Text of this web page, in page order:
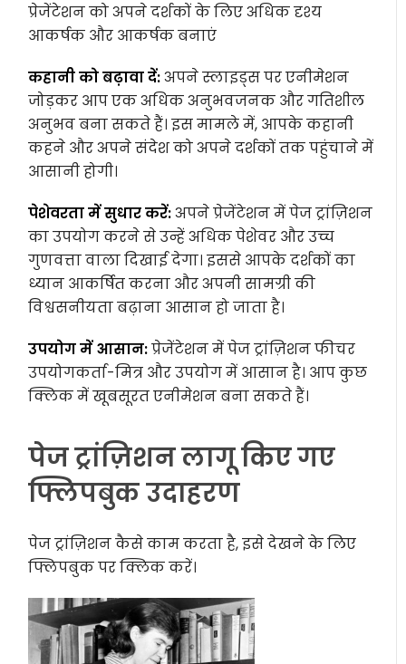
प्रेजेंटेशन को अपने दर्शकों के लिए अधिक दृश्य
आकर्षक और आकर्षक बनाएं
कहानी को बढ़ावा दें:अपने स्लाइड्स पर एनीमेशन
जोड़कर आप एक अधिक अनुभवजनक और गतिशील
अनुभव बना सकते हैं। इस मामले में, आपके कहानी
कहने और अपने संदेश को अपने दर्शकों तक पहुंचाने में
आसानी होगी।
पेशेवरता में सुधार करें:अपने प्रेजेंटेशन में पेज ट्रांज़िशन
का उपयोग करने से उन्हें अधिक पेशेवर और उच्च
गुणवत्ता वाला दिखाई देगा। इससे आपके दर्शकों का
ध्यान आकर्षित करना और अपनी सामग्री की
विश्वसनीयता बढ़ाना आसान हो जाता है।
उपयोग में आसान:प्रेजेंटेशन में पेज ट्रांज़िशन फीचर
उपयोगकर्ता-मित्र और उपयोग में आसान है। आप कुछ
क्लिक में खूबसूरत एनीमेशन बना सकते हैं।
पेज ट्रांज़िशन लागू किए गए
फ्लिपबुक उदाहरण
पेज ट्रांज़िशन कैसे काम करता है, इसे देखने के लिए
फ्लिपबुक पर क्लिक करें।